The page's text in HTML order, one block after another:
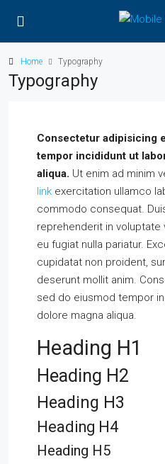
Home Typography
Typography
Consectetur adipisicing
tempor incididunt ut
aliqua. Ut enim ad minim
link exercitation ullamco
commodo consequat.
reprehenderit in
eu fugiat nulla pariatur.
cupidatat non proident,
deserunt mollit anim.
sed do eiusmod tempor
dolore magna aliqua.
Heading H1
Heading H2
Heading H3
Heading H4
Heading H5